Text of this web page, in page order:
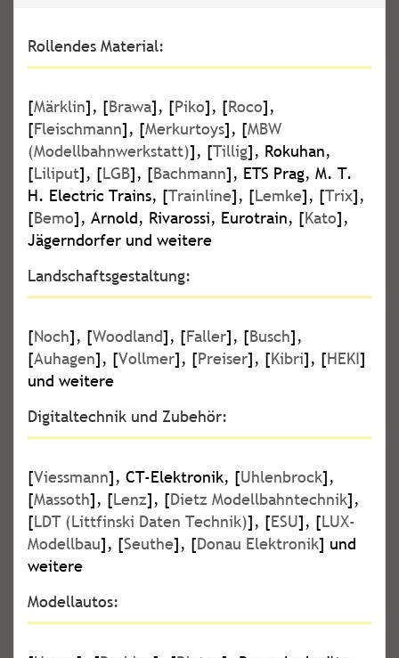
Rollendes Material:
[Märklin], [Brawa], [Piko], [Roco],
[Fleischmann], [Merkurtoys], [MBW
(Modellbahnwerkstatt)], [Tillig], Rokuhan,
[Liliput], [LGB], [Bachmann], ETS Prag, M. T.
H. Electric Trains, [Trainline], [Lemke], [Trix],
[Bemo], Arnold, Rivarossi, Eurotrain, [Kato],
Jägerndorfer und weitere
Landschaftsgestaltung:
[Noch], [Woodland], [Faller], [Busch],
[Auhagen], [Vollmer], [Preiser], [Kibri], [HEKI]
und weitere
Digitaltechnik und Zubehör:
[Viessmann], CT-Elektronik, [Uhlenbrock],
[Massoth], [Lenz], [Dietz Modellbahntechnik],
[LDT (Littfinski Daten Technik)], [ESU], [LUX-
Modellbau], [Seuthe], [Donau Elektronik] und
weitere
Modellautos: